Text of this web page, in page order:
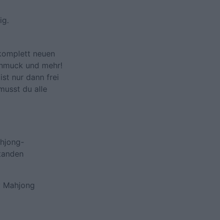
neuen
und mehr!
nur dann frei
du alle
Mahjong